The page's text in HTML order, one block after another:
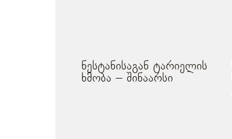
ნესტანისაგან ტარიელის
ხმობა – შინაარსი